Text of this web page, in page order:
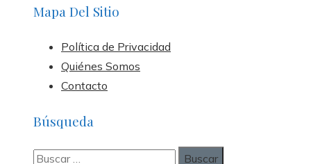
Mapa Del Sitio
Política de Privacidad
Quiénes Somos
Contacto
Búsqueda
Buscar: